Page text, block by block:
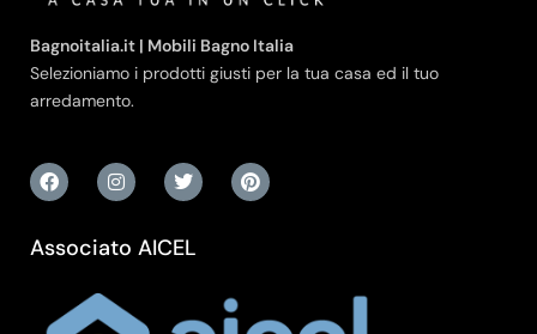
Bagnoitalia.it | Mobili Bagno Italia
Selezioniamo i prodotti giusti per la tua casa ed il tuo
arredamento.
Associato AICEL